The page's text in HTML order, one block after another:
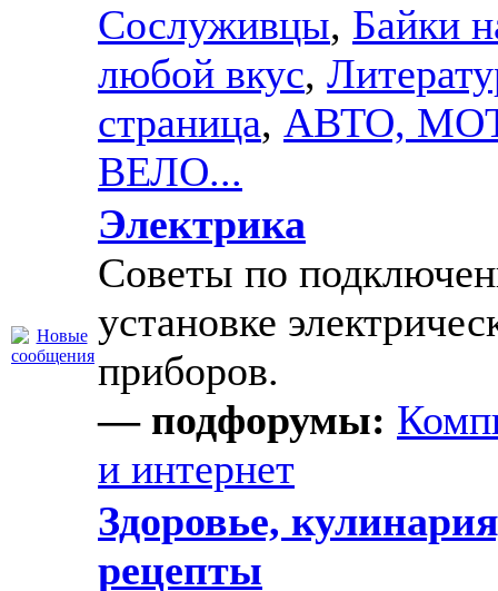
Сослуживцы, Байки
любой вкус,
страница, АВТО,
ВЕЛО...
Электрика
Советы по
установке
приборов.
— подфорумы:
и интернет
Здоровье,
рецепты